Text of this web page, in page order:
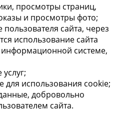
просмотры страниц,
и просмотры фото;
сайта, через
использование сайта
системе,
использования cookie;
добровольно
сайта.